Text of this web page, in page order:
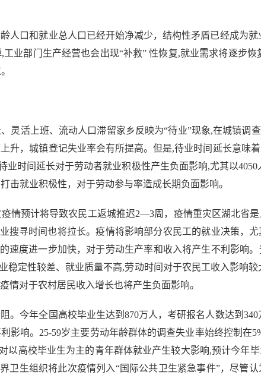
口和就业总人口已经开始净减少，结构性矛盾已经成为就
业部门生产经营也会出现“补救” 性恢复,就业需求将逐步
活上班、流动人口滞留家乡反映为“待业”现象,在城镇调
升，城镇登记失业率会有所提高。但是,待业时间延长意味
业时间延长对于劳动者就业积极性产生负面影响,尤其以
击就业积极性，对于劳动参与率造成长期负面影响。
预计将导致农民工返城推迟2—3周，疫情重灾区湖北省是
搜寻时间也将拉长。疫情将影响部分农民工的就业决策，
速度进一步加快，对于劳动生产率和收入将产生不利影响
稳定性较差、就业质量不高,劳动时间对于农民工收入影响
情对于农村居民收入增长也将产生负面影响。
今年全国高校毕业生达到870万人，考研报名人数达到340
影响。25-59岁主要劳动年龄群体的调查失业率始终控制在
以高校毕业生为主的青年群体就业产生较大影响,预计今年
卫生组织将此次疫情列入“国际公共卫生紧急事件”，尽管